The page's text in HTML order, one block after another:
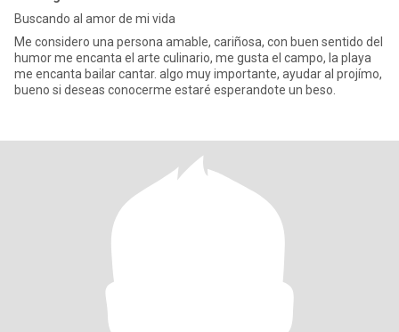
Buscando al amor de mi vida
Me considero una persona amable, cariñosa, con buen sentido del
humor me encanta el arte culinario, me gusta el campo, la playa
me encanta bailar cantar. algo muy importante, ayudar al projímo,
bueno si deseas conocerme estaré esperandote un beso.